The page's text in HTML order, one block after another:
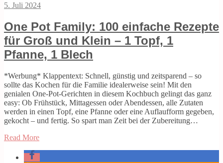
5. Juli 2024
One Pot Family: 100 einfache Rezepte
für Groß und Klein – 1 Topf, 1
Pfanne, 1 Blech
*Werbung* Klappentext: Schnell, günstig und zeitsparend – so
sollte das Kochen für die Familie idealerweise sein! Mit den
genialen One-Pot-Gerichten in diesem Kochbuch gelingt das ganz
easy: Ob Frühstück, Mittagessen oder Abendessen, alle Zutaten
werden in einen Topf, eine Pfanne oder eine Auflaufform gegeben,
gekocht – und fertig. So spart man Zeit bei der Zubereitung…
Read More